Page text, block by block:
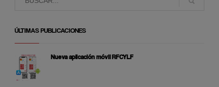
ÚLTIMAS PUBLICACIONES
Nueva aplicación móvil RFCYLF